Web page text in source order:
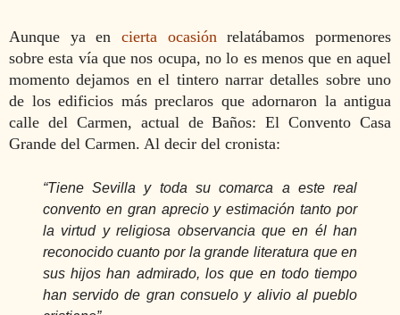
Aunque ya en cierta ocasión relatábamos pormenores
sobre esta vía que nos ocupa, no lo es menos que en aquel
momento dejamos en el tintero narrar detalles sobre uno
de los edificios más preclaros que adornaron la antigua
calle del Carmen, actual de Baños: El Convento Casa
Grande del Carmen. Al decir del cronista:
“Tiene Sevilla y toda su comarca a este real
convento en gran aprecio y estimación tanto por
la virtud y religiosa observancia que en él han
reconocido cuanto por la grande literatura que en
sus hijos han admirado, los que en todo tiempo
han servido de gran consuelo y alivio al pueblo